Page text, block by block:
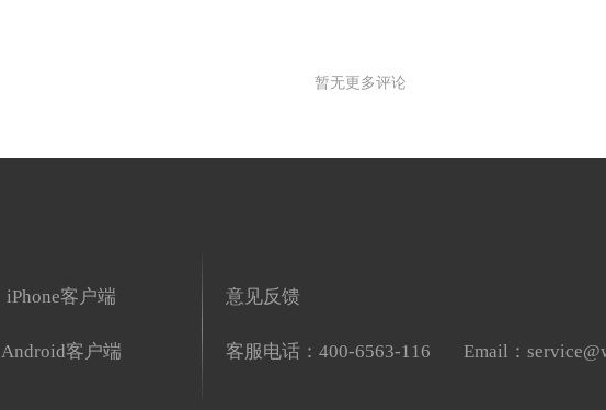
暂无更多评论
iPhone客户端
Android客户端
意见反馈
客服电话：400-6563-116 Email：